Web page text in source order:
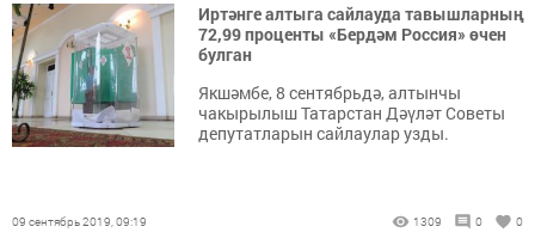
Иртәнге алтыга сайлауда тавышларның
72,99 проценты «Бердәм Россия» өчен
булган
Якшәмбе, 8 сентябрьдә, алтынчы
чакырылыш Татарстан Дәүләт Советы
депутатларын сайлаулар узды.
09 сентябрь 2019, 09:19 1309 0 0